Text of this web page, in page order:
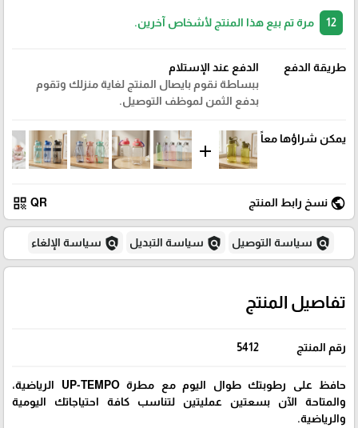
مرة تم بيع هذا المنتج لأشخاص آخرين.
طريقة الدفع
الدفع عند الإستلام
ببساطة نقوم بايصال المنتج لغاية منزلك وتقوم
بدفع الثمن لموظف التوصيل.
يمكن شراؤها معاً
add
public نسخ رابط المنتج QR
qr_code
policy سياسة التوصيل policy سياسة التبديل policy سياسة الإلغاء
تفاصيل المنتج
رقم المنتج 5412
حافظ على رطوبتك طوال اليوم مع مطرة UP-TEMPO الرياضية،
والمتاحة الآن بسعتين عمليتين لتناسب كافة احتياجاتك اليومية
والرياضية.